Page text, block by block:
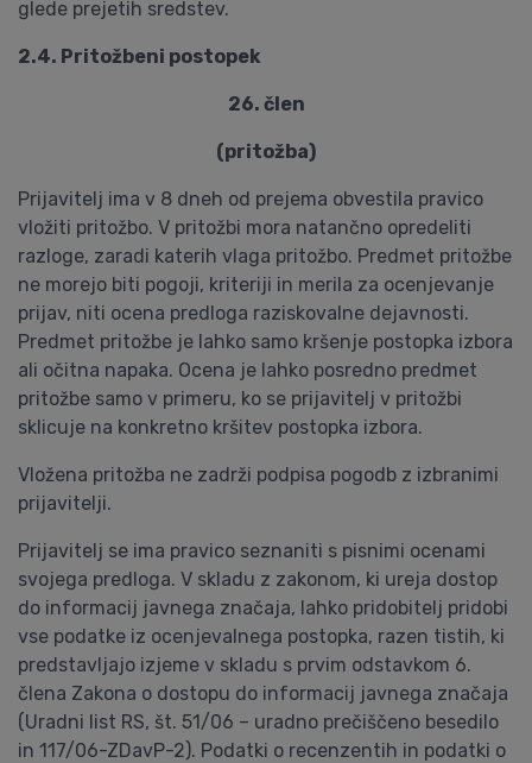
glede prejetih sredstev.
2.4. Pritožbeni postopek
26. člen
(pritožba)
Prijavitelj ima v 8 dneh od prejema obvestila pravico
vložiti pritožbo. V pritožbi mora natančno opredeliti
razloge, zaradi katerih vlaga pritožbo. Predmet pritožbe
ne morejo biti pogoji, kriteriji in merila za ocenjevanje
prijav, niti ocena predloga raziskovalne dejavnosti.
Predmet pritožbe je lahko samo kršenje postopka izbora
ali očitna napaka. Ocena je lahko posredno predmet
pritožbe samo v primeru, ko se prijavitelj v pritožbi
sklicuje na konkretno kršitev postopka izbora.
Vložena pritožba ne zadrži podpisa pogodb z izbranimi
prijavitelji.
Prijavitelj se ima pravico seznaniti s pisnimi ocenami
svojega predloga. V skladu z zakonom, ki ureja dostop
do informacij javnega značaja, lahko pridobitelj pridobi
vse podatke iz ocenjevalnega postopka, razen tistih, ki
predstavljajo izjeme v skladu s prvim odstavkom 6.
člena Zakona o dostopu do informacij javnega značaja
(Uradni list RS, št. 51/06 – uradno prečiščeno besedilo
in 117/06-ZDavP-2). Podatki o recenzentih in podatki o